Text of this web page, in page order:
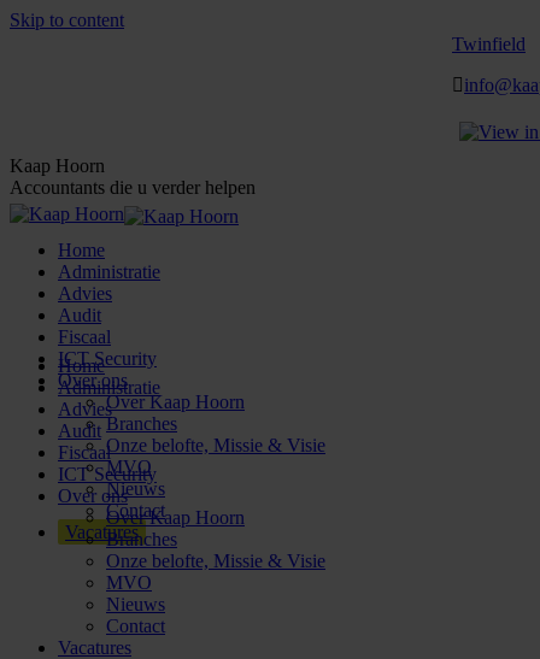
Skip to content
Twinfield
Kaap Hoorn
Accountants die u verder helpen
Home
Administratie
Advies
Audit
Fiscaal
ICT Security
Over ons
Over Kaap Hoorn
Branches
Onze belofte, Missie & Visie
MVO
Nieuws
Contact
Vacatures
Home
Administratie
Advies
Audit
Fiscaal
ICT Security
Over ons
Over Kaap Hoorn
Branches
Onze belofte, Missie & Visie
MVO
Nieuws
Contact
Vacatures